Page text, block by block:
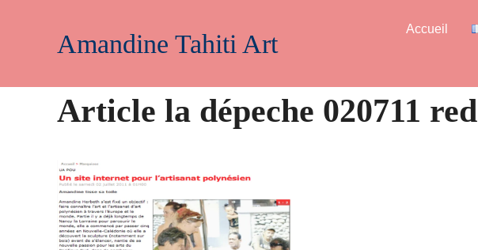
Amandine Tahiti Art Accueil
Article la dépeche 020711 red